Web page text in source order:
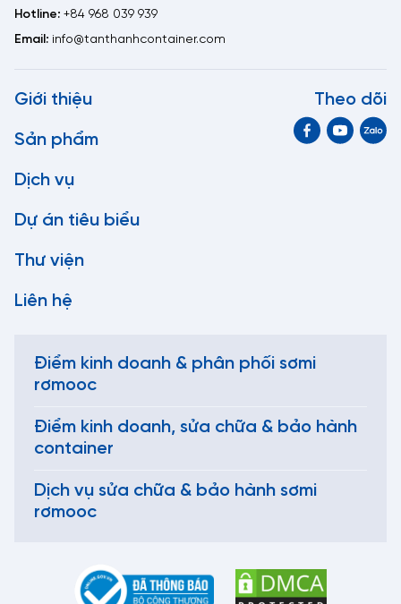
Hotline: +84 968 039 939
Email: info@tanthanhcontainer.com
Giới thiệu
Sản phẩm
Dịch vụ
Dự án tiêu biểu
Thư viện
Liên hệ
Theo dõi
Điểm kinh doanh & phân phối sơmi
rơmooc
Điểm kinh doanh, sửa chữa & bảo hành
container
Dịch vụ sửa chữa & bảo hành sơmi
rơmooc